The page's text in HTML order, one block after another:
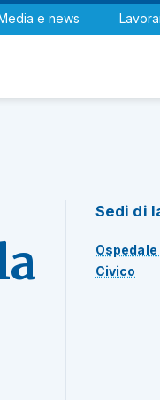
e news Urologia
Sedi di
Ospedale
Civico